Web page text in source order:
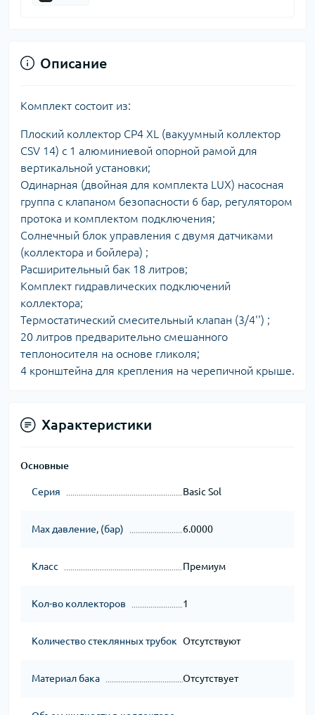
Описание
Комплект состоит из:
Плоский коллектор CP4 XL (вакуумный коллектор
CSV 14) с 1 алюминиевой опорной рамой для
вертикальной установки;
Одинарная (двойная для комплекта LUX) насосная
группа с клапаном безопасности 6 бар, регулятором
протока и комплектом подключения;
Солнечный блок управления с двумя датчиками
(коллектора и бойлера) ;
Расширительный бак 18 литров;
Комплект гидравлических подключений
коллектора;
Термостатический смесительный клапан (3/4'') ;
20 литров предварительно смешанного
теплоносителя на основе гликоля;
4 кронштейна для крепления на черепичной крыше.
Характеристики
Основные
Серия Basic Sol
Max давление, (бар) 6.0000
Класс Премиум
Кол-во коллекторов 1
Количество стеклянных трубок Отсутствуют
Материал бака Отсутствует